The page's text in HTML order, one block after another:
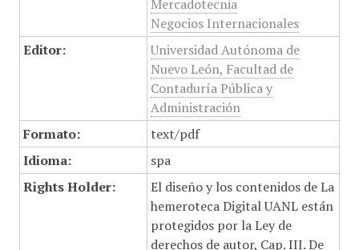
Mercadotecnia
Negocios Internacionales
Editor:
Universidad Autónoma de
Nuevo León, Facultad de
Contaduría Pública y
Administración
Formato:
text/pdf
Idioma:
spa
Rights Holder:
El diseño y los contenidos de La
hemeroteca Digital UANL están
protegidos por la Ley de
derechos de autor, Cap. III. De